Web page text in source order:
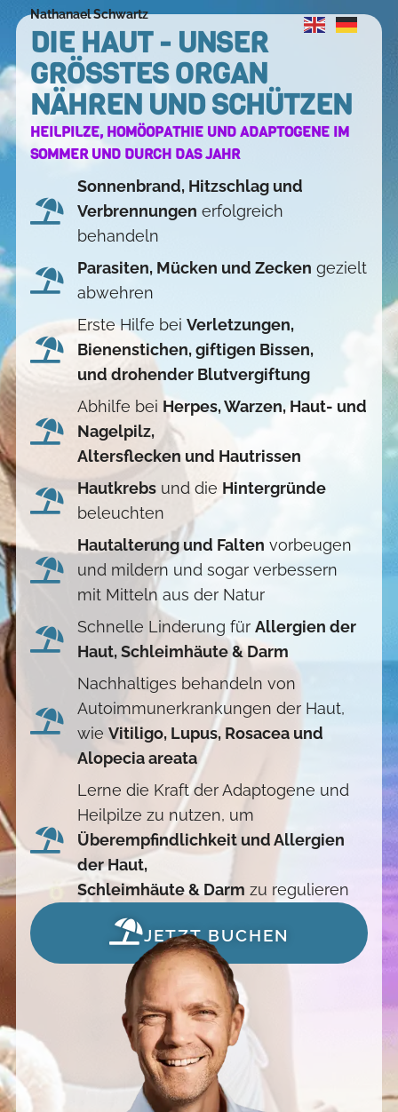
Nathanael Schwartz
DIE HAUT - UNSER
GRÖSSTES ORGAN
NÄHREN UND SCHÜTZEN
HEILPILZE, HOMÖOPATHIE UND ADAPTOGENE IM
SOMMER UND DURCH DAS JAHR
Sonnenbrand, Hitzschlag und
Verbrennungen erfolgreich
behandeln
Parasiten, Mücken und Zecken gezielt
abwehren
Erste Hilfe bei Verletzungen,
Bienenstichen, giftigen Bissen,
und drohender Blutvergiftung
Abhilfe bei Herpes, Warzen, Haut- und
Nagelpilz,
Altersflecken und Hautrissen
Hautkrebsund die Hintergründe
beleuchten
Hautalterung und Falten vorbeugen
und mildern und sogar verbessern
mit Mitteln aus der Natur
Schnelle Linderung für Allergien der
Haut, Schleimhäute & Darm
Nachhaltiges behandeln von
Autoimmunerkrankungen der Haut,
wie Vitiligo, Lupus, Rosacea und
Alopecia areata
Lerne die Kraft der Adaptogene und
Heilpilze zu nutzen, um
Überempfindlichkeit und Allergien
der Haut,
Schleimhäute & Darm zu regulieren
JETZT BUCHEN